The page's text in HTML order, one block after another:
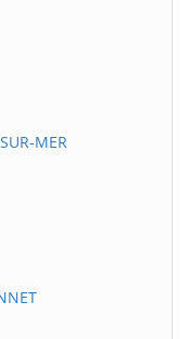
MER